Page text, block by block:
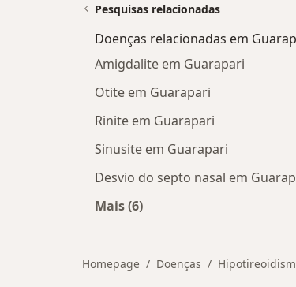
Pesquisas relacionadas
Doenças relacionadas em
Amigdalite em Guarapari
Otite em Guarapari
Rinite em Guarapari
Sinusite em Guarapari
Desvio do septo nasal em
Mais (6)
Homepage Doenças